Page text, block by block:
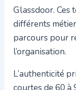
Glassdoor. Ces
différents
parcours pour
l’organisation.
L’authenticité